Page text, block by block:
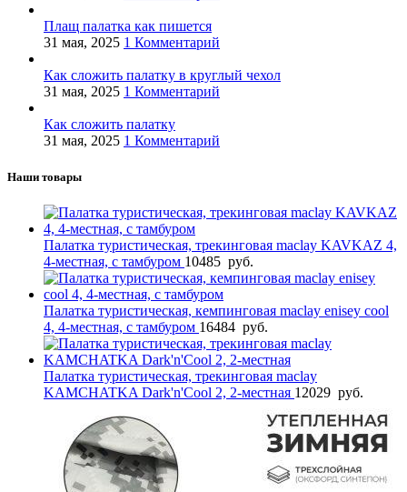
Плащ палатка как пишется
31 мая, 2025 1 Комментарий
Как сложить палатку в круглый чехол
31 мая, 2025 1 Комментарий
Как сложить палатку
31 мая, 2025 1 Комментарий
Наши товары
Палатка туристическая, трекинговая maclay KAVKAZ 4,
4-местная, с тамбуром 10485 руб.
Палатка туристическая, кемпинговая maclay enisey cool
4, 4-местная, с тамбуром 16484 руб.
Палатка туристическая, трекинговая maclay
KAMCHATKA Dark'n'Cool 2, 2-местная 12029 руб.